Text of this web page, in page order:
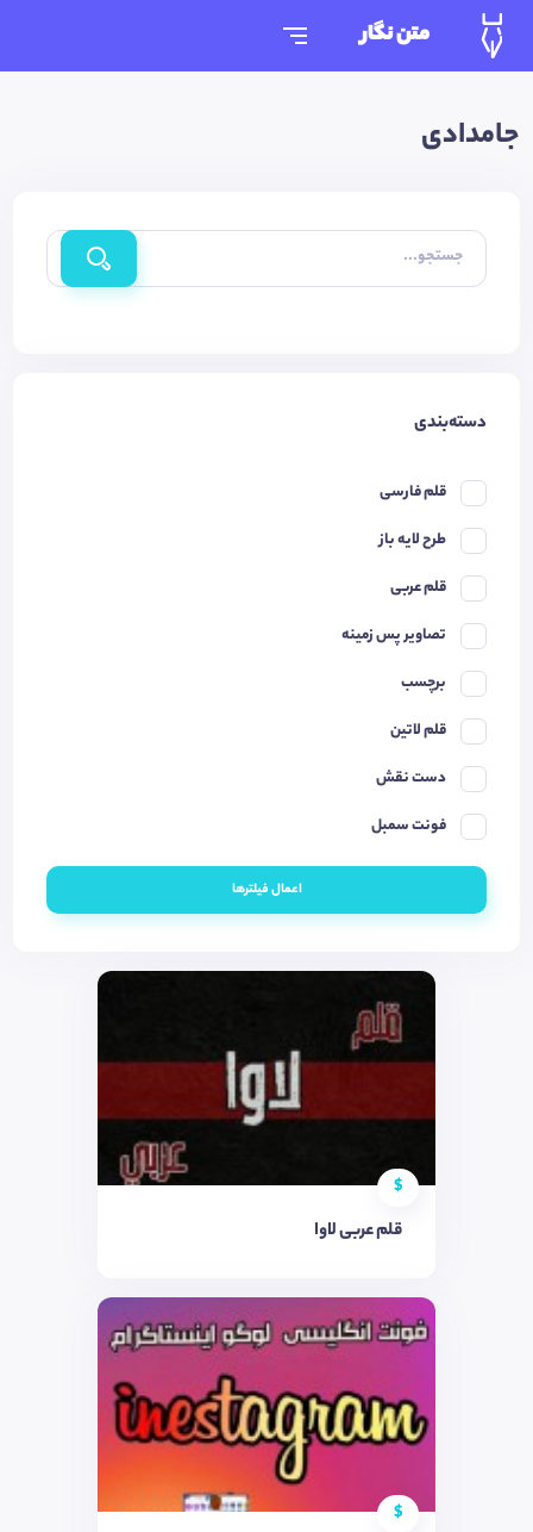
متن نگار
جامدادی
جستجو...
دسته‌بندی
قلم فارسی
طرح لایه باز
قلم عربی
تصاویر پس زمینه
برچسب
قلم لاتین
دست نقش
فونت سمبل
اعمال فیلترها
$
قلم عربی لاوا
$